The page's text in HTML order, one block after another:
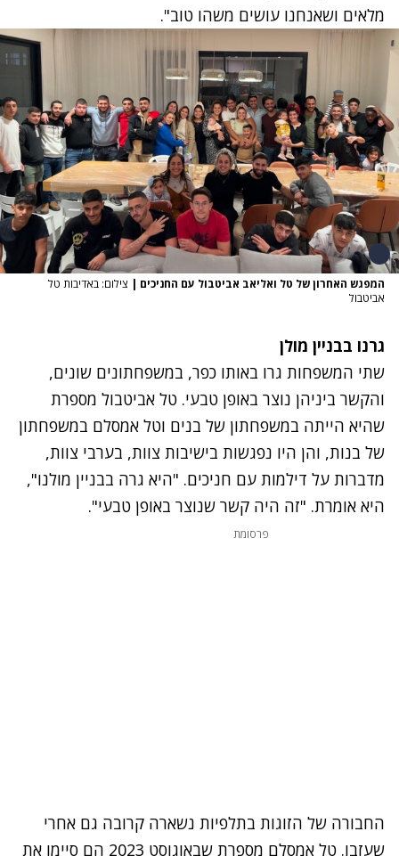
מלאים ושאנחנו עושים משהו טוב".
המפגש האחרון של טל ואליאב אביטבול עם החניכים | צילום: באדיבות טל
אביטבול
גרנו בבניין מולן
שתי המשפחות גרו באותו כפר, במשפחתונים שונים,
והקשר ביניהן נוצר באופן טבעי. טל אביטבול מספרת
שהיא הייתה במשפחתון של בנים וטל אמסלם במשפחתון
של בנות, והן היו נפגשות בישיבות צוות, בערבי צוות,
מדברות על דילמות עם חניכים. "היא גרה בבניין מולנו",
היא אומרת. "זה היה קשר שנוצר באופן טבעי".
פרסומת
החבורה של הזוגות בתלפיות נשארה קרובה גם אחרי
שעזבו. טל אמסלם מספרת שבאוגוסט 2023 הם סיימו את